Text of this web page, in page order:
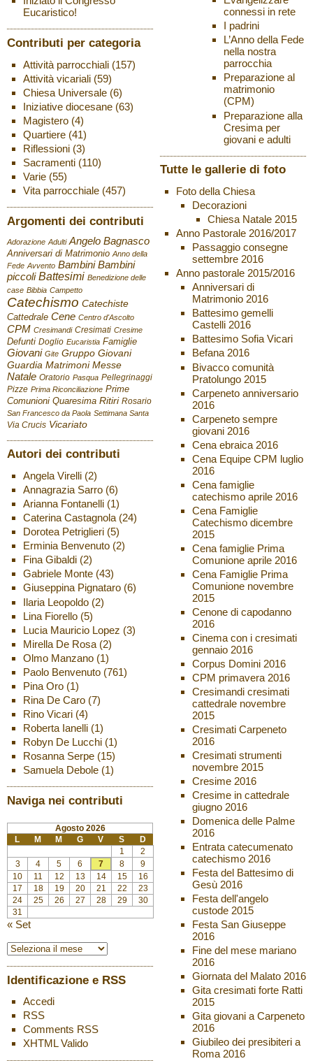
Eucaristico!
Contributi per categoria
Attività parrocchiali(157)
Attività vicariali(59)
Chiesa Universale(6)
Iniziative diocesane(63)
Magistero(4)
Quartiere(41)
Riflessioni(3)
Sacramenti(110)
Varie(55)
Vita parrocchiale(457)
Argomenti dei contributi
Adorazione Adulti Angelo Bagnasco
Anniversari di Matrimonio Anno della
Fede Avvento Bambini Bambini
piccoli Battesimi Benedizione delle
case Bibbia Campetto
Catechismo Catechiste
Cattedrale Cene Centro d'Ascolto
CPM Cresimandi Cresimati Cresime
Defunti Doglio Eucaristia Famiglie
Giovani Gite Gruppo Giovani
Guardia Matrimoni Messe
Natale Oratorio Pasqua Pellegrinaggi
Pizze Prima Riconciliazione Prime
Comunioni Quaresima Ritiri Rosario
San Francesco da Paola Settimana Santa
Via Crucis Vicariato
Autori dei contributi
Angela Virelli(2)
Annagrazia Sarro(6)
Arianna Fontanelli(1)
Caterina Castagnola(24)
Dorotea Petriglieri(5)
Erminia Benvenuto(2)
Fina Gibaldi(2)
Gabriele Monte(43)
Giuseppina Pignataro(6)
Ilaria Leopoldo(2)
Lina Fiorello(5)
Lucia Mauricio Lopez (3)
Mirella De Rosa(2)
Olmo Manzano(1)
Paolo Benvenuto(761)
Pina Oro(1)
Rina De Caro(7)
Rino Vicari(4)
Roberta Ianelli(1)
Robyn De Lucchi(1)
Rosanna Serpe(15)
Samuela Debole(1)
Naviga nei contributi
Agosto 2026
L
M M G V S
D
1
2
3
4 5 6 7 8
9
10
11 12 13 14 15
16
17
18 19 20 21 22
23
24
25 26 27 28 29
30
31
« Set
Identificazione e RSS
Accedi
RSS
Comments RSS
XHTMLValido
connessi in rete
I padrini
L’Anno della Fede
nella nostra
parrocchia
Preparazione al
matrimonio
(CPM)
Preparazione alla
Cresima per
giovani e adulti
Tutte le gallerie di foto
Foto della Chiesa
Decorazioni
Chiesa Natale 2015
Anno Pastorale 2016/2017
Passaggio consegne
settembre 2016
Anno pastorale 2015/2016
Anniversari di
Matrimonio 2016
Battesimo gemelli
Castelli 2016
Battesimo Sofia Vicari
Befana 2016
Bivacco comunità
Pratolungo 2015
Carpeneto anniversario
2016
Carpeneto sempre
giovani 2016
Cena ebraica 2016
Cena Equipe CPM luglio
2016
Cena famiglie
catechismo aprile 2016
Cena Famiglie
Catechismo dicembre
2015
Cena famiglie Prima
Comunione aprile 2016
Cena Famiglie Prima
Comunione novembre
2015
Cenone di capodanno
2016
Cinema con i cresimati
gennaio 2016
Corpus Domini 2016
CPM primavera 2016
Cresimandi cresimati
cattedrale novembre
2015
Cresimati Carpeneto
2016
Cresimati strumenti
novembre 2015
Cresime 2016
Cresime in cattedrale
giugno 2016
Domenica delle Palme
2016
Entrata catecumenato
catechismo 2016
Festa del Battesimo di
Gesù 2016
Festa dell'angelo
custode 2015
Festa San Giuseppe
2016
Fine del mese mariano
2016
Giornata del Malato 2016
Gita cresimati forte Ratti
2015
Gita giovani a Carpeneto
2016
Giubileo dei presibiteri a
Roma 2016